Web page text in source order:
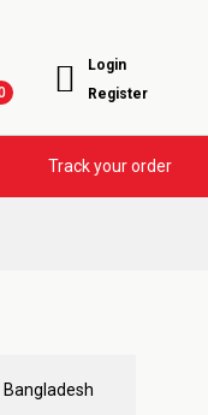
Login
Register
Track your order